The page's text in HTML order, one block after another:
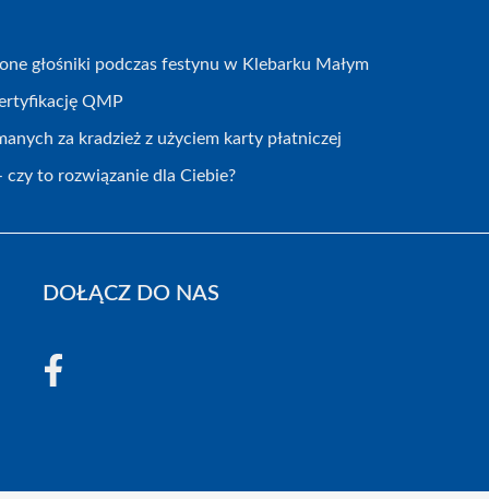
głośniki podczas festynu w Klebarku Małym
QMP
za kradzież z użyciem karty płatniczej
to rozwiązanie dla Ciebie?
DOŁĄCZ DO NAS